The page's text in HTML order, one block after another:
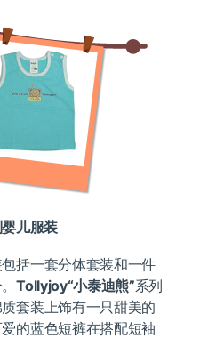
儿服装
括一套分体套装和一件
Tollyjoy“小泰迪熊”系列
套装上饰有一只甜美的
的蓝色短裤在搭配短袖